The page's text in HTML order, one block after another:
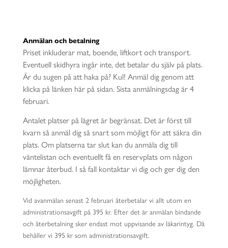
Anmälan och betalning
Priset inkluderar mat, boende, liftkort och transport.
Eventuell skidhyra ingår inte, det betalar du själv på plats.
Är du sugen på att haka på? Kul! Anmäl dig genom att
klicka på länken här på sidan. Sista anmälningsdag är 4
februari.
Antalet platser på lägret är begränsat. Det är först till
kvarn så anmäl dig så snart som möjligt för att säkra din
plats. Om platserna tar slut kan du anmäla dig till
väntelistan och eventuellt få en reservplats om någon
lämnar återbud. I så fall kontaktar vi dig och ger dig den
möjligheten.
Vid avanmälan senast 2 februari återbetalar vi allt utom en
administrationsavgift på 395 kr. Efter det är anmälan bindande
och återbetalning sker endast mot uppvisande av läkarintyg. Då
behåller vi 395 kr som administrationsavgift.